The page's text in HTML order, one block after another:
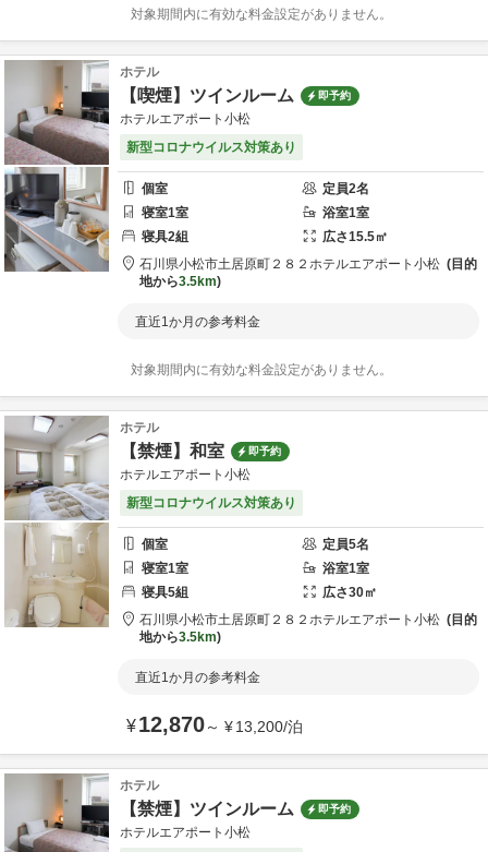
対象期間内に有効な料金設定がありません。
ホテル
【喫煙】ツインルーム 即予約
ホテルエアポート小松
新型コロナウイルス対策あり
個室 定員2名
寝室1室 浴室1室
寝具2組 広さ15.5㎡
石川県小松市土居原町２８２ ホテルエアポート小松
目的
地から3.5km
直近1か月の参考料金
対象期間内に有効な料金設定がありません。
ホテル
【禁煙】和室 即予約
ホテルエアポート小松
新型コロナウイルス対策あり
個室 定員5名
寝室1室 浴室1室
寝具5組 広さ30㎡
石川県小松市土居原町２８２ ホテルエアポート小松
目的
地から3.5km
直近1か月の参考料金
¥12,870～ ¥13,200/泊
ホテル
【禁煙】ツインルーム 即予約
ホテルエアポート小松